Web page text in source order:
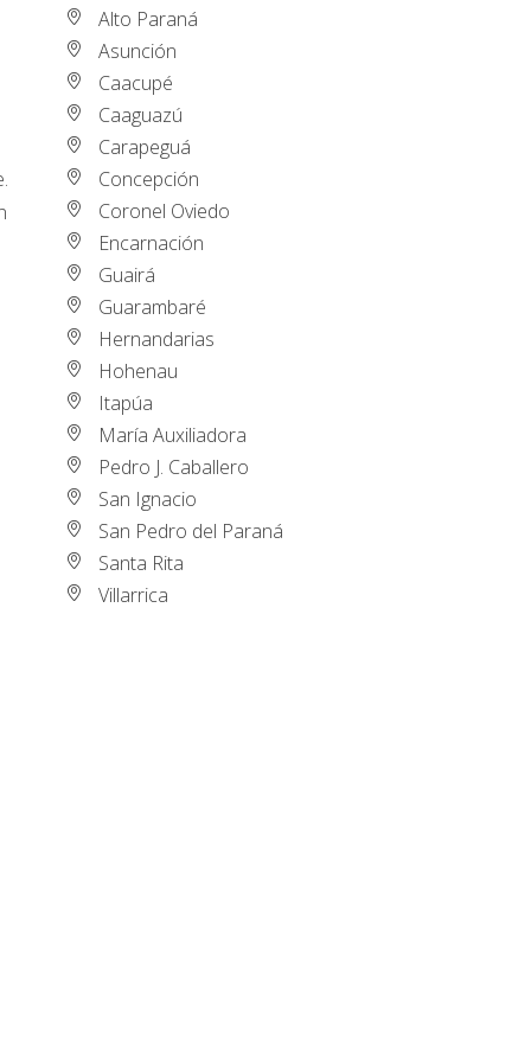
Alto Paraná
Asunción
Caacupé
Caaguazú
Carapeguá
Concepción
Coronel Oviedo
Encarnación
Guairá
Guarambaré
Hernandarias
Hohenau
Itapúa
María Auxiliadora
Pedro J. Caballero
San Ignacio
San Pedro del Paraná
Santa Rita
Villarrica